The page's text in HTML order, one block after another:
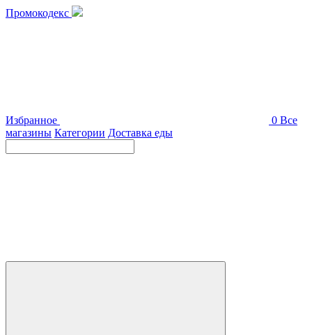
Промокодекс
Избранное 0 Все
магазины Категории Доставка еды